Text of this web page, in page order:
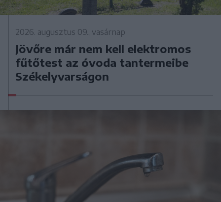
2026. augusztus 09., vasárnap
Jövőre már nem kell elektromos
fűtőtest az óvoda tantermeibe
Székelyvarságon